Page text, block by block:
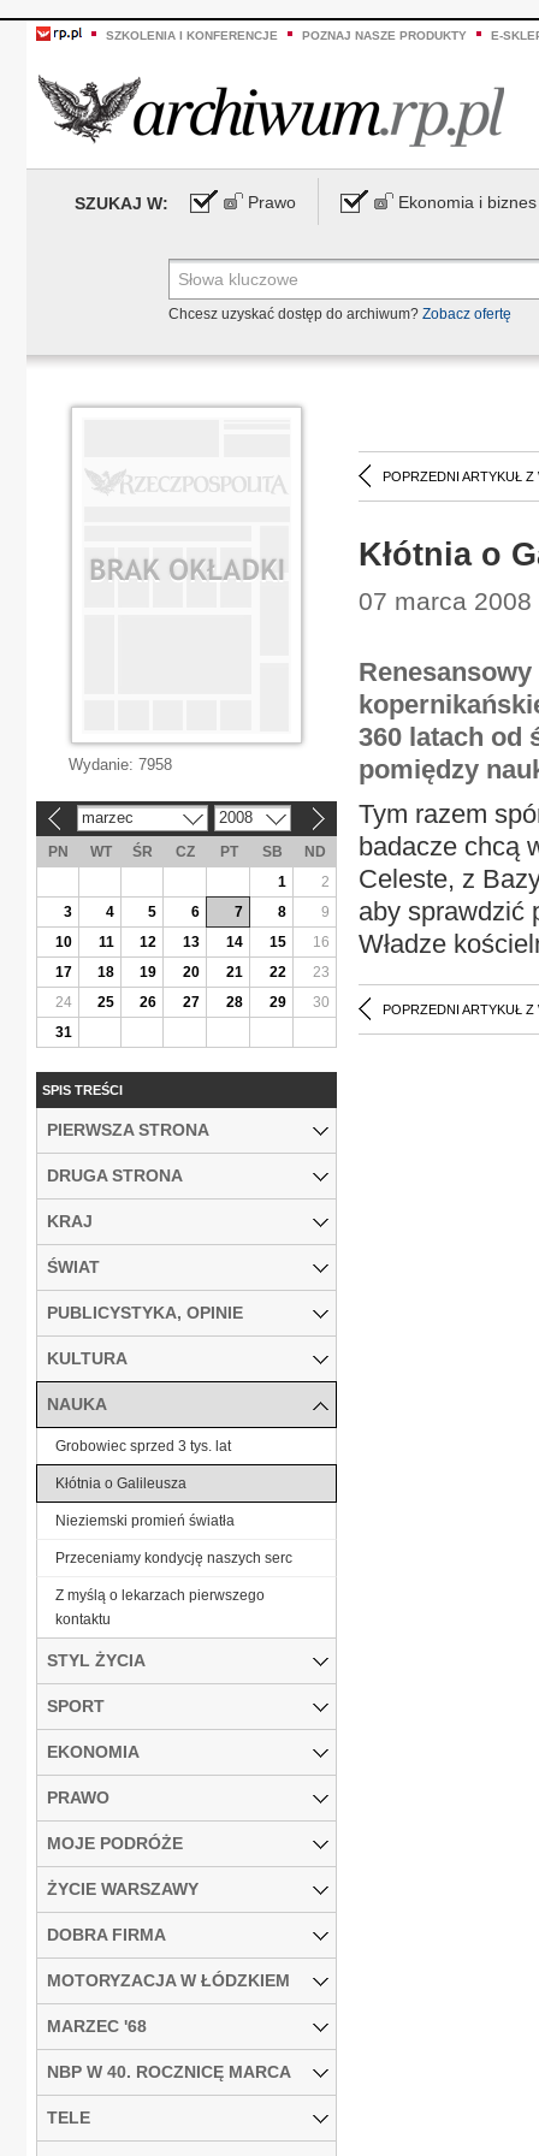
SZKOLENIA I KONFERENCJE POZNAJ NASZE PRODUKTY E-
SZUKAJ W: Prawo Ekonomia i biznes
Chcesz uzyskać dostęp do archiwum? Zobacz ofertę
POPRZEDNI ARTYKUŁ Z
Kłótnia o
07 marca
360 latach od
pomiędzy
Tym razem
badacze chcą
Celeste, z
aby sprawdzić
Władze
POPRZEDNI ARTYKUŁ Z
Wydanie: 7958
marzec 2008
PN WT ŚR CZ PT SB
ND
1
2
3
4 5 6 7 8
9
10
11 12 13 14 15
16
17
18 19 20 21 22
23
24
25 26 27 28 29
30
31
SPIS TREŚCI
PIERWSZA STRONA
DRUGA STRONA
KRAJ
ŚWIAT
PUBLICYSTYKA, OPINIE
KULTURA
NAUKA
Grobowiec sprzed 3 tys. lat
Kłótnia o Galileusza
Nieziemski promień światła
Przeceniamy kondycję naszych serc
Z myślą o lekarzach pierwszego
kontaktu
STYL ŻYCIA
SPORT
EKONOMIA
PRAWO
MOJE PODRÓŻE
ŻYCIE WARSZAWY
DOBRA FIRMA
MOTORYZACJA W ŁÓDZKIEM
MARZEC '68
NBP W 40. ROCZNICĘ MARCA
TELE